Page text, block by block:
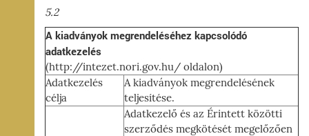
5.2
A kiadványok megrendeléséhez kapcsolódó
adatkezelés
(http://intezet.nori.gov.hu/ oldalon)
Adatkezelés
célja
A kiadványok megrendelésének
teljesítése.
Adatkezelő és az Érintett közötti
szerződés megkötését megelőzően